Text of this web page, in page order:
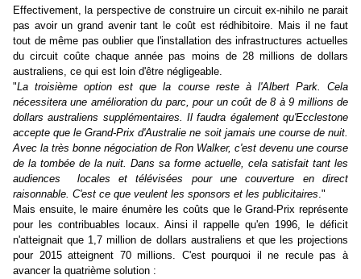
Effectivement, la perspective de construire un circuit ex-nihilo ne parait
pas avoir un grand avenir tant le coût est rédhibitoire. Mais il ne faut
tout de même pas oublier que l'installation des infrastructures actuelles
du circuit coûte chaque année pas moins de 28 millions de dollars
australiens, ce qui est loin d'être négligeable.
"La troisième option est que la course reste à l'Albert Park. Cela
nécessitera une amélioration du parc, pour un coût de 8 à 9 millions de
dollars australiens supplémentaires. Il faudra également qu'Ecclestone
accepte que le Grand-Prix d'Australie ne soit jamais une course de nuit.
Avec la très bonne négociation de Ron Walker, c'est devenu une course
de la tombée de la nuit. Dans sa forme actuelle, cela satisfait tant les
audiences locales et télévisées pour une couverture en direct
raisonnable. C'est ce que veulent les sponsors et les publicitaires."
Mais ensuite, le maire énumère les coûts que le Grand-Prix représente
pour les contribuables locaux. Ainsi il rappelle qu'en 1996, le déficit
n'atteignait que 1,7 million de dollars australiens et que les projections
pour 2015 atteignent 70 millions. C'est pourquoi il ne recule pas à
avancer la quatrième solution :